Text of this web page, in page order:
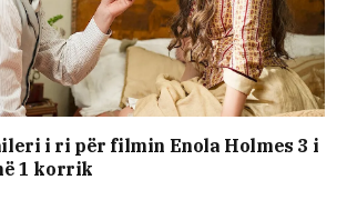
i ri për filmin Enola Holmes 3 i
1 korrik